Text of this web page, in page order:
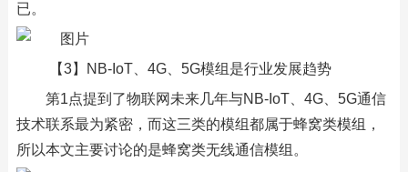
已。
【3】NB-IoT、4G、5G模组是行业发展趋势
第1点提到了物联网未来几年与NB-IoT、4G、5G通信
技术联系最为紧密，而这三类的模组都属于蜂窝类模组，
所以本文主要讨论的是蜂窝类无线通信模组。